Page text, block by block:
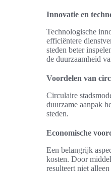
Innovatie en
Technologische
efficiëntere
steden beter
de duurzaamheid
Voordelen van
Circulaire
duurzame aanpak
steden.
Economische
Een belangrijk
kosten. Door
resulteert niet